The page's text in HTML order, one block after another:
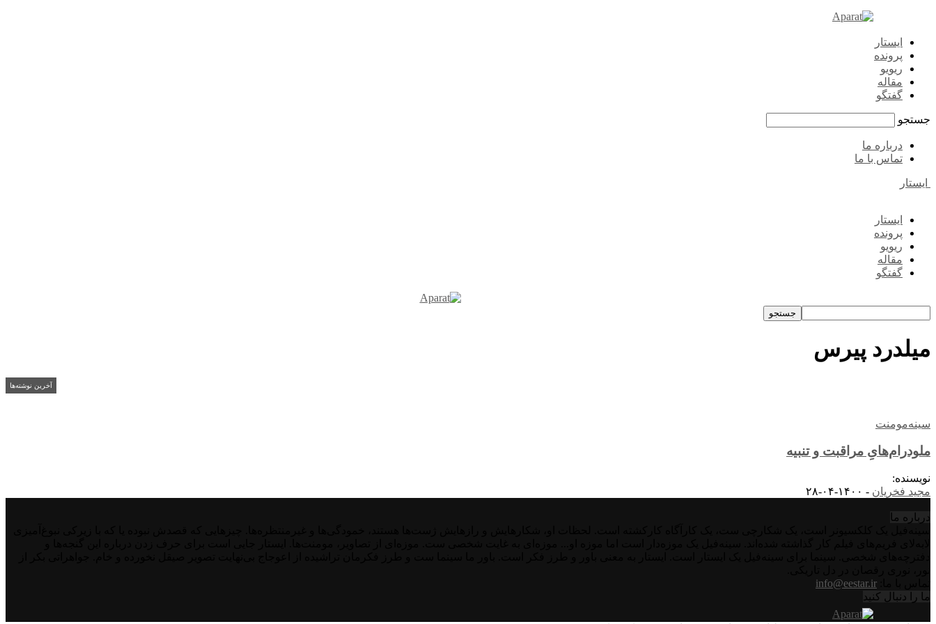
ایستار
پرونده
ریویو
مقاله
گفتگو
جستجو
درباره ما
تماس با ما
ایستار
ایستار
پرونده
ریویو
مقاله
گفتگو
میلدرد پیرس
آخرین نوشته‌ها
سینه‌مومنت
ملودرام‌هایِ مراقبت و تنبیه
نویسنده:
مجید فخریان - ۱۴۰۰-۰۴-۲۸
درباره‌ ما
info@eestar.ir
ما را دنبال کنید